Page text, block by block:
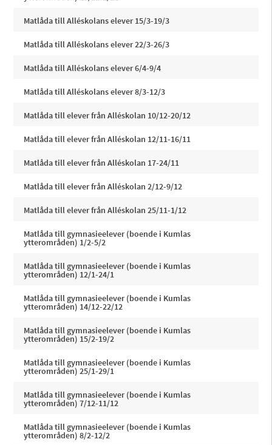
Matlåda till Alléskolans elever 15/3-19/3
Matlåda till Alléskolans elever 22/3-26/3
Matlåda till Alléskolans elever 6/4-9/4
Matlåda till Alléskolans elever 8/3-12/3
Matlåda till elever från Alléskolan 10/12-20/12
Matlåda till elever från Alléskolan 12/11-16/11
Matlåda till elever från Alléskolan 17-24/11
Matlåda till elever från Alléskolan 2/12-9/12
Matlåda till elever från Alléskolan 25/11-1/12
Matlåda till gymnasieelever (boende i Kumlas
ytterområden) 1/2-5/2
Matlåda till gymnasieelever (boende i Kumlas
ytterområden) 12/1-24/1
Matlåda till gymnasieelever (boende i Kumlas
ytterområden) 14/12-22/12
Matlåda till gymnasieelever (boende i Kumlas
ytterområden) 15/2-19/2
Matlåda till gymnasieelever (boende i Kumlas
ytterområden) 25/1-29/1
Matlåda till gymnasieelever (boende i Kumlas
ytterområden) 7/12-11/12
Matlåda till gymnasieelever (boende i Kumlas
ytterområden) 8/2-12/2